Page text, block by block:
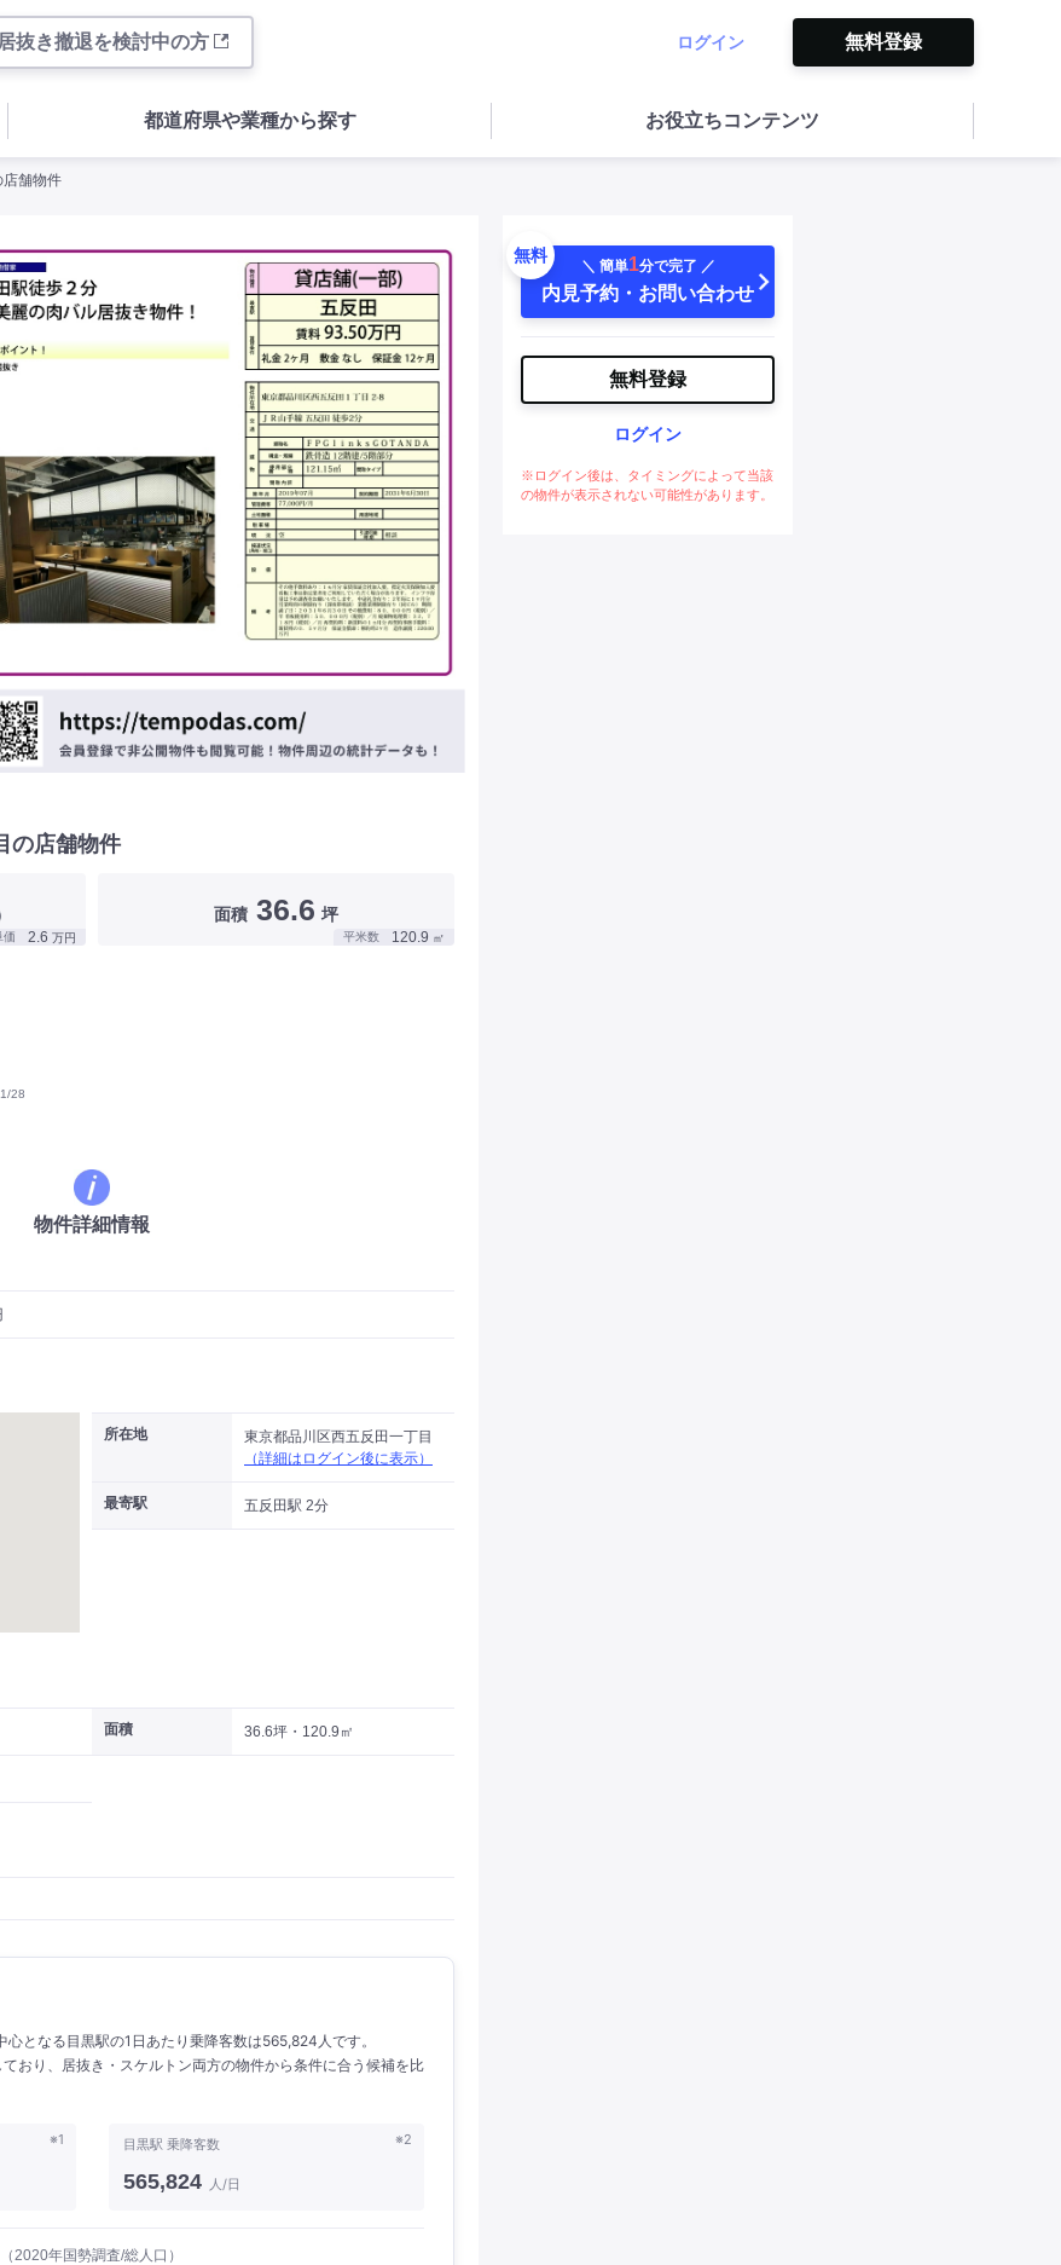
居抜き撤退を検討中の方 ログイン 無料登録
都道府県や業種から探す お役立ちコンテンツ
店舗物件
の店舗物件
価 2.6 万円
面積 36.6 坪
平米数 120.9 ㎡
28
物件詳細情報
所在地
東京都品川区西五反田一丁目
（詳細はログイン後に表示）
最寄駅 五反田駅 2分
面積 36.6坪・120.9㎡
となる目黒駅の1日あたり乗降客数は565,824人です。
おり、居抜き・スケルトン両方の物件から条件に合う候補を比
※1 ※2
目黒駅 乗降客数
565,824 人/日
2020年国勢調査/総人口）
無料
＼ 簡単1分で完了 ／
内見予約・お問い合わせ
無料登録
ログイン
※ログイン後は、タイミングによって当該
の物件が表示されない可能性があります。